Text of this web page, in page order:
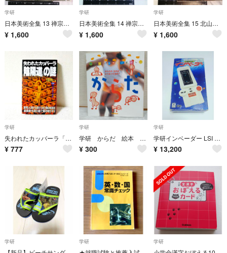
学研
日本美術全集 13 禅宗の美術 禅院と庭園 別冊付き 学研
¥ 1,600
学研
日本美術全集 14 禅宗の美術 墨跡と禅宗絵画 別冊付き 学研
¥ 1,600
学研
日本美術全集 15 北山・東山の美術 金閣と銀閣 学研
¥ 1,600
学研
失われたカッバーラ「陰陽道」の謎 飛鳥昭雄 三神たける 学習研究社
¥ 777
学研
学研 からだ 絵本 図鑑 知育
¥ 300
学研
学研インベーダー LSI ゲーム 可動品 本体美品 当時物
¥ 13,200
学研 学研 学研